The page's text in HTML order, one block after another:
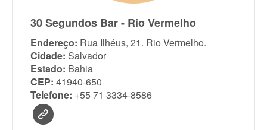
30 Segundos Bar - Rio Vermelho
Endereço: Rua Ilhéus, 21. Rio Vermelho.
Cidade: Salvador
Estado: Bahia
CEP: 41940-650
Telefone: +55 71 3334-8586